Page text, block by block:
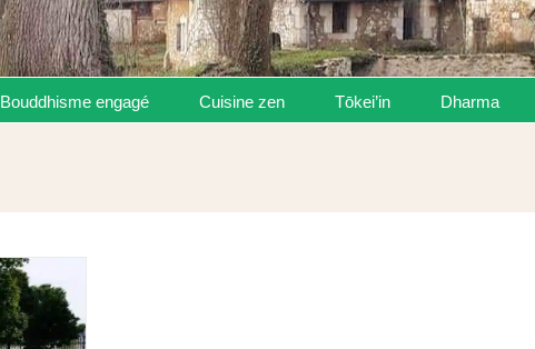
Bouddhisme engagé Cuisine zen Tōkei’in Dharma